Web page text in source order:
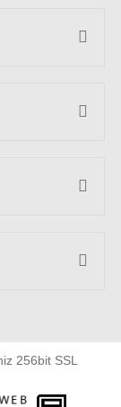
256bit SSL